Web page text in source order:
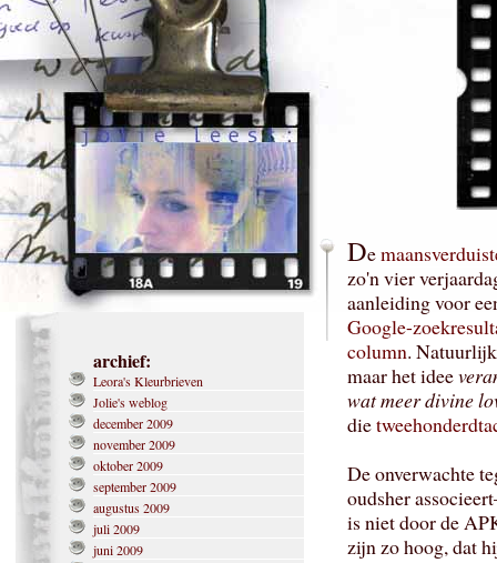
archief:
Leora's Kleurbrieven
Jolie's weblog
december 2009
november 2009
oktober 2009
september 2009
augustus 2009
juli 2009
juni 2009
De
zo'n vier
aanleiding voor
Google-
column.
maar het idee
wat meer divine
die
De onverwachte
oudsher
is niet door de
zijn zo hoog, dat